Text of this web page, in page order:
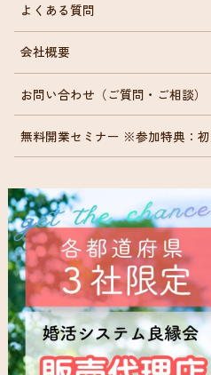
よくある質問
会社概要
お問い合わせ（ご質問・ご相談）
無料開業セミナー ※参加特典：初